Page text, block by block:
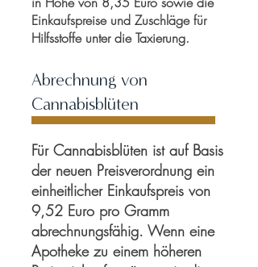
Einkaufspreise und Zuschläge für
Hilfsstoffe unter die Taxierung.
Abrechnung von
Cannabisblüten
Für Cannabisblüten ist auf Basis
der neuen Preisverordnung ein
einheitlicher Einkaufspreis von
9,52 Euro pro Gramm
abrechnungsfähig. Wenn eine
Apotheke zu einem höheren